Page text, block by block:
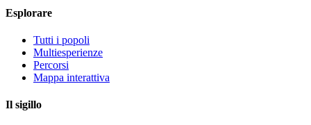
Esplorare
Tutti i popoli
Multiesperienze
Percorsi
Mappa interattiva
Il sigillo